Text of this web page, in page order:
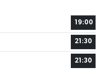
19:00
21:30
21:30